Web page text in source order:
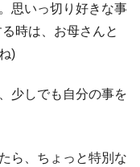
思いっ切り好きな事
時は、お母さんと
)
少しでも自分の事を
ら、ちょっと特別な